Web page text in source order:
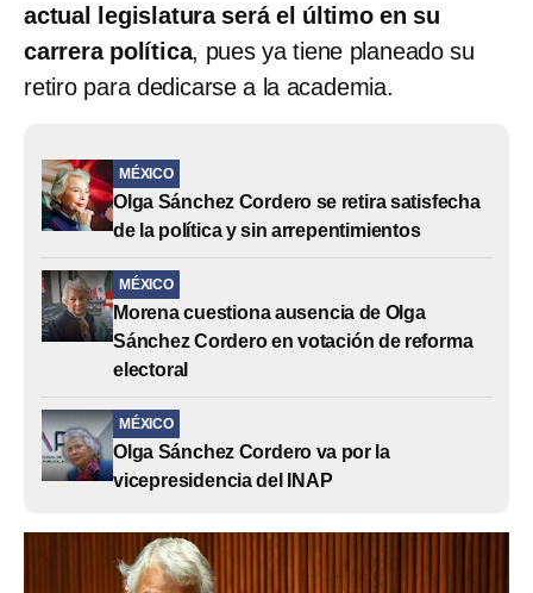
actual legislatura será el último en su
carrera política, pues ya tiene planeado su
retiro para dedicarse a la academia.
MÉXICO
Olga Sánchez Cordero se retira satisfecha
de la política y sin arrepentimientos
MÉXICO
Morena cuestiona ausencia de Olga
Sánchez Cordero en votación de reforma
electoral
MÉXICO
Olga Sánchez Cordero va por la
vicepresidencia del INAP